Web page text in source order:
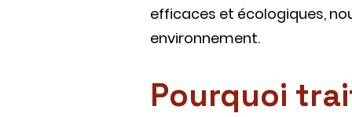
efficaces et écologiques,
environnement.
Pourquoi